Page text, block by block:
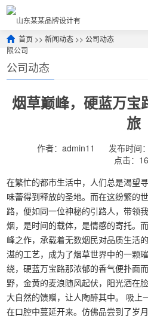
首页 >>新闻动态 >>公司动态
公司动态
烟草巅峰，硬蓝万宝
旅
作者：admin11
发布时间
点击：
在繁忙的都市生活中，人们总是渴望
味蕾得到释放的圣地。而在这纷繁的
路，便如同一位神秘的引路人，带领
烟，是时间的载体，是情感的寄托。
峰之作，承载着无数烟民对品质生活
湛的工艺，成为了烟草世界中的一颗
绕，硬蓝万宝路那浓郁的香气便扑面
野，金黄的麦浪随风起伏，阳光洒在
大自然的馈赠，让人陶醉其中。 吸上
在口腔中蔓延开来。仿佛品尝到了岁